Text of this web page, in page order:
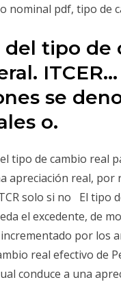
nominal pdf, tipo de
tipo de
ITCER…
se
o.
tipo de cambio real
apreciación real, por
solo si no El tipo
el excedente, de
por los
real efectivo de
conduce a una